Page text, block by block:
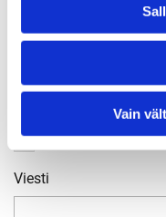
Vain
Yhteydenottoni koskee
Sähköurakointia
Viesti